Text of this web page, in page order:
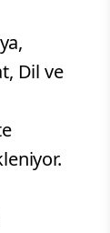
Dil ve